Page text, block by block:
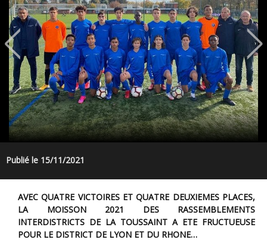
Publié le 15/11/2021
AVEC QUATRE VICTOIRES ET QUATRE DEUXIEMES PLACES,
LA MOISSON 2021 DES RASSEMBLEMENTS
INTERDISTRICTS DE LA TOUSSAINT A ETE FRUCTUEUSE
POUR LE DISTRICT DE LYON ET DU RHONE…